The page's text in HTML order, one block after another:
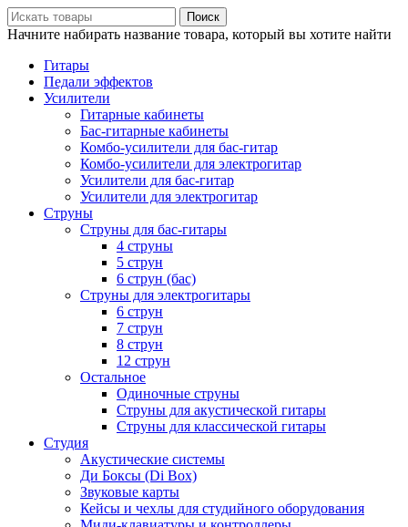
Поиск
Начните набирать название товара, который вы хотите найти
Гитары
Педали эффектов
Усилители
Гитарные кабинеты
Бас-гитарные кабинеты
Комбо-усилители для бас-гитар
Комбо-усилители для электрогитар
Усилители для бас-гитар
Усилители для электрогитар
Струны
Струны для бас-гитары
4 струны
5 струн
6 струн (бас)
Струны для электрогитары
6 струн
7 струн
8 струн
12 струн
Остальное
Одиночные струны
Струны для акустической гитары
Струны для классической гитары
Студия
Акустические системы
Ди Боксы (Di Box)
Звуковые карты
Кейсы и чехлы для студийного оборудования